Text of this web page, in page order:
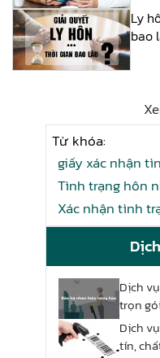
Ly
bao
Từ khóa:
giấy xác nhận
Tình trạng hôn
Xác nhận tình
Dịch
trọn gói
Dịch
tín,